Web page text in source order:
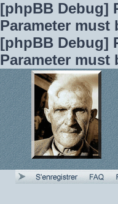
[phpBB Debug]
Parameter
[phpBB Debug]
Parameter